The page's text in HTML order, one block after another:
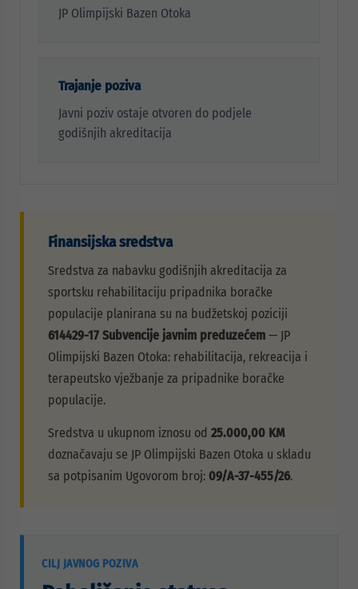
JP Olimpijski Bazen Otoka
Trajanje poziva
Javni poziv ostaje otvoren do podjele
godišnjih akreditacija
Finansijska sredstva
Sredstva za nabavku godišnjih akreditacija za
sportsku rehabilitaciju pripadnika boračke
populacije planirana su na budžetskoj poziciji
614429-17 Subvencije javnim preduzećem — JP
Olimpijski Bazen Otoka: rehabilitacija, rekreacija i
terapeutsko vježbanje za pripadnike boračke
populacije.
Sredstva u ukupnom iznosu od 25.000,00 KM
doznačavaju se JP Olimpijski Bazen Otoka u skladu
sa potpisanim Ugovorom broj: 09/A-37-455/26.
CILJ JAVNOG POZIVA